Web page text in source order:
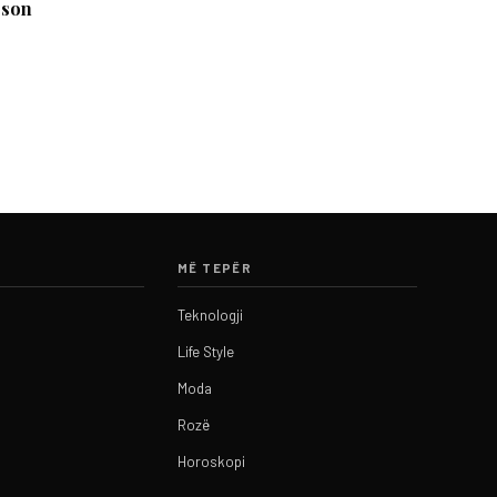
MË TEPËR
Teknologji
Life Style
Moda
Rozë
Horoskopi